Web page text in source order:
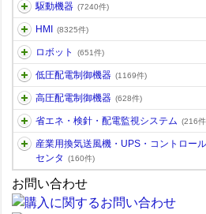
駆動機器 (7240件)
HMI (8325件)
ロボット (651件)
低圧配電制御機器 (1169件)
高圧配電制御機器 (628件)
省エネ・検針・配電監視システム (216
産業用換気送風機・UPS・コントロール
センタ
(160件)
お問い合わせ